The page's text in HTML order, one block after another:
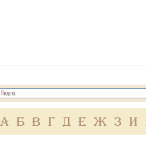
А Б В Г Д Е Ж З И